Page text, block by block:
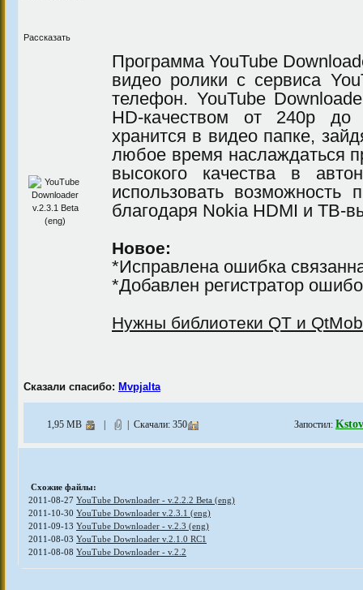
Рассказать
Программа YouTube
видео ролики с сервиса
телефон. YouTube
HD-качеством от 240р
хранится в видео папке,
любое время наслаждаться
высокого качества в
использовать
благодаря Nokia HDMI и ТВ-
Новое:
*Исправлена ошибка
*Добавлен регистратор
Нужны библиотеки QT и
Сказали спасибо: Mvpjalta
1,95 MB | Скачали: 350 Запостил:
Схожие файлы:
2011-08-27 YouTube Downloader - v.2.2.2 Beta (eng)
2011-10-30 YouTube Downloader v.2.3.1 (eng)
2011-09-13 YouTube Downloader - v.2.3 (eng)
2011-08-03 YouTube Downloader v.2.1.0 RC1
2011-08-08 YouTube Downloader - v.2.2